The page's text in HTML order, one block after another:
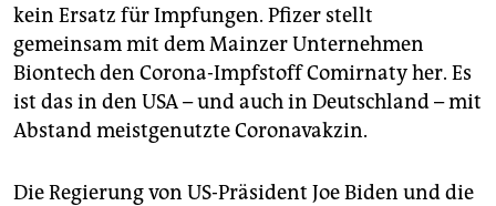
kein Ersatz für Impfungen. Pfizer stellt
gemeinsam mit dem Mainzer Unternehmen
Biontech den Corona-Impfstoff Comirnaty her. Es
ist das in den USA – und auch in Deutschland – mit
Abstand meistgenutzte Coronavakzin.
Die Regierung von US-Präsident Joe Biden und die